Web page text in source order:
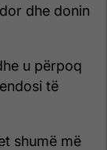
dhe donin
u përpoq
të
shumë më